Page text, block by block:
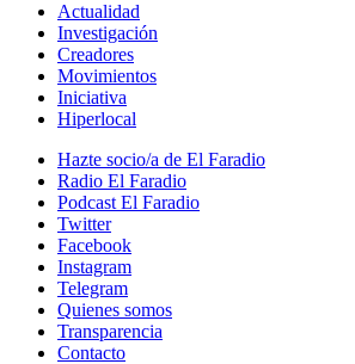
Actualidad
Investigación
Creadores
Movimientos
Iniciativa
Hiperlocal
Hazte socio/a de El Faradio
Radio El Faradio
Podcast El Faradio
Twitter
Facebook
Instagram
Telegram
Quienes somos
Transparencia
Contacto